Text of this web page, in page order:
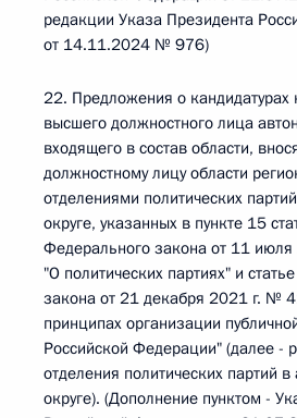
редакции Указа Президента
от 14.11.2024 № 976)
22. Предложения о кандидатурах
высшего должностного лица
входящего в состав области,
должностному лицу области
отделениями политических
округе, указанных в пункте 15
Федерального закона от 11
"О политических партиях" и
закона от 21 декабря 2021 г. №
принципах организации
Российской Федерации" (далее -
отделения политических партий
округе). (Дополнение пунктом -